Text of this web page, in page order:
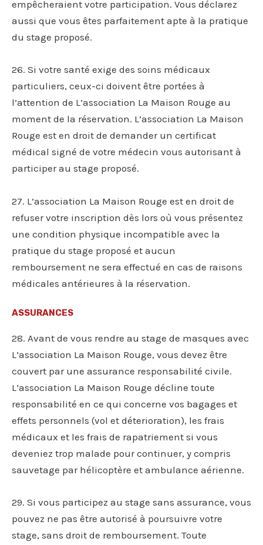
empêcheraient votre participation. Vous déclarez
aussi que vous êtes parfaitement apte à la pratique
du stage proposé.
26. Si votre santé exige des soins médicaux
particuliers, ceux-ci doivent être portées à
l’attention de L’association La Maison Rouge au
moment de la réservation. L’association La Maison
Rouge est en droit de demander un certificat
médical signé de votre médecin vous autorisant à
participer au stage proposé.
27. L’association La Maison Rouge est en droit de
refuser votre inscription dès lors où vous présentez
une condition physique incompatible avec la
pratique du stage proposé et aucun
remboursement ne sera effectué en cas de raisons
médicales antérieures à la réservation.
ASSURANCES
28. Avant de vous rendre au stage de masques avec
L’association La Maison Rouge, vous devez être
couvert par une assurance responsabilité civile.
L’association La Maison Rouge décline toute
responsabilité en ce qui concerne vos bagages et
effets personnels (vol et déterioration), les frais
médicaux et les frais de rapatriement si vous
deveniez trop malade pour continuer, y compris
sauvetage par hélicoptère et ambulance aérienne.
29. Si vous participez au stage sans assurance, vous
pouvez ne pas être autorisé à poursuivre votre
stage, sans droit de remboursement. Toute